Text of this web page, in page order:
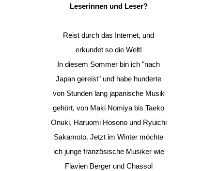
Leserinnen und Leser?
Reist durch das Internet, und
erkundet so die Welt!
In diesem Sommer bin ich "nach
Japan gereist" und habe hunderte
von Stunden lang japanische Musik
gehört, von Maki Nomiya bis Taeko
Onuki, Haruomi Hosono und Ryuichi
Sakamoto. Jetzt im Winter möchte
ich junge französische Musiker wie
Flavien Berger und Chassol